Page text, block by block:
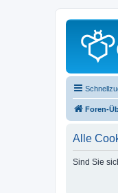
Foren-
Alle
Sind Sie